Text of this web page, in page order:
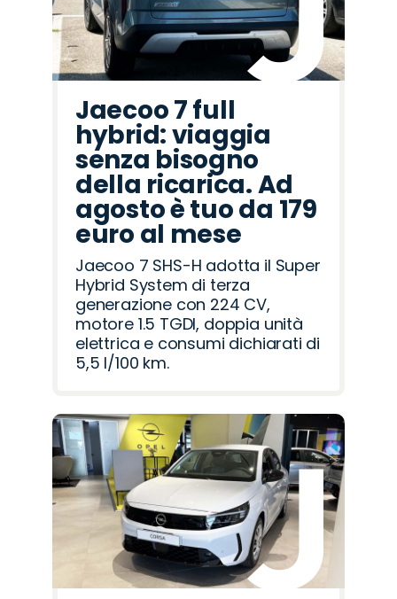
Jaecoo 7 full
hybrid: viaggia
senza bisogno
della ricarica. Ad
agosto è tuo da 179
euro al mese
Jaecoo 7 SHS-H adotta il Super
Hybrid System di terza
generazione con 224 CV,
motore 1.5 TGDI, doppia unità
elettrica e consumi dichiarati di
5,5 l/100 km.